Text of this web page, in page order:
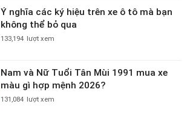
Ý nghĩa các ký hiệu trên xe ô tô mà bạn
không thể bỏ qua
133,194 lượt xem
Nam và Nữ Tuổi Tân Mùi 1991 mua xe
màu gì hợp mệnh 2026?
131,084 lượt xem